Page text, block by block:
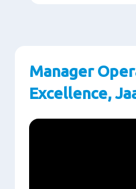
Manager
Excellence,